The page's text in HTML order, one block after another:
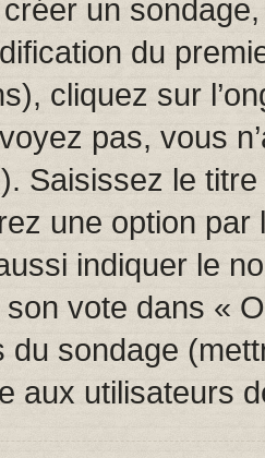
un
du
cliquez sur
pas, vous
Saisissez le
une option
indiquer le
vote dans «
du sondage
aux utilisateurs